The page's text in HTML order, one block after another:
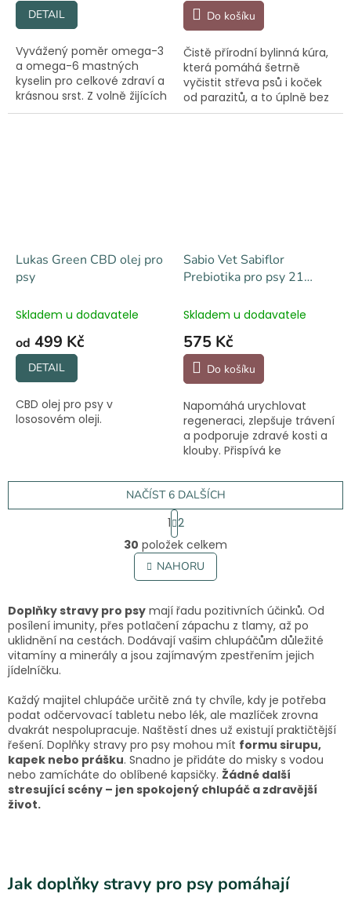
DETAIL
Vyvážený poměr omega-3
a omega-6 mastných
kyselin pro celkové zdraví a
krásnou srst. Z volně žijících
a udržitelně odlovených
Do košíku
Čistě přírodní bylinná kúra,
která pomáhá šetrně
vyčistit střeva psů i koček
od parazitů, a to úplně bez
chemie. Vhodné i pro
Lukas Green CBD olej pro
psy
Skladem u dodavatele
od 499 Kč
DETAIL
CBD olej pro psy v
lososovém oleji.
Sabio Vet Sabiflor
Prebiotika pro psy 21
Skladem u dodavatele
575 Kč
Do košíku
Napomáhá urychlovat
regeneraci, zlepšuje trávení
a podporuje zdravé kosti a
klouby. Přispívá ke
stresu.
O
v
l
á
a
c
í
p
k
y
v
ý
p
i
s
NAČÍST 6 DALŠÍCH
S
t
r
á
n
k
v
á
n
í
1 2
30 položek celkem
NAHORU
Doplňky stravy pro psy mají řadu pozitivních účinků. Od
posílení imunity, přes potlačení zápachu z tlamy, až po
uklidnění na cestách. Dodávají vašim chlupáčům důležité
vitamíny a minerály a jsou zajímavým zpestřením jejich
jídelníčku.
Každý majitel chlupáče určitě zná ty chvíle, kdy je potřeba
podat odčervovací tabletu nebo lék, ale mazlíček zrovna
dvakrát nespolupracuje. Naštěstí dnes už existují praktičtější
řešení. Doplňky stravy pro psy mohou mít formu sirupu,
kapek nebo prášku. Snadno je přidáte do misky s vodou
nebo zamícháte do oblíbené kapsičky. Žádné další
stresující scény – jen spokojený chlupáč a zdravější
život.
Jak doplňky stravy pro psy pomáhají